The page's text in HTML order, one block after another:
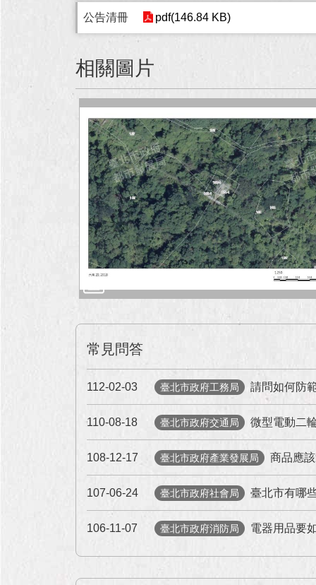
公告清冊 pdf(146.84 KB)
相關圖片
常見問答
112-02-03 臺北市政府工務局 請問如何防
110-08-18 臺北市政府交通局 微型電動二
108-12-17 臺北市政府產業發展局 商品應
107-06-24 臺北市政府社會局 臺北市有哪
106-11-07 臺北市政府消防局 電器用品要